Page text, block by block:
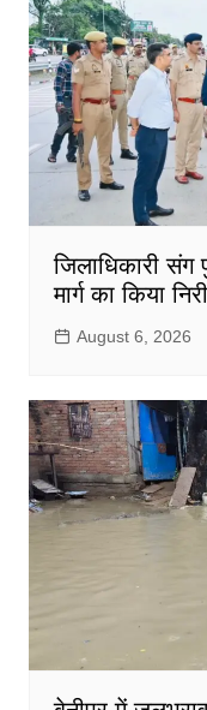
जिलाधिकारी
मार्ग का किया
August 6, 2026